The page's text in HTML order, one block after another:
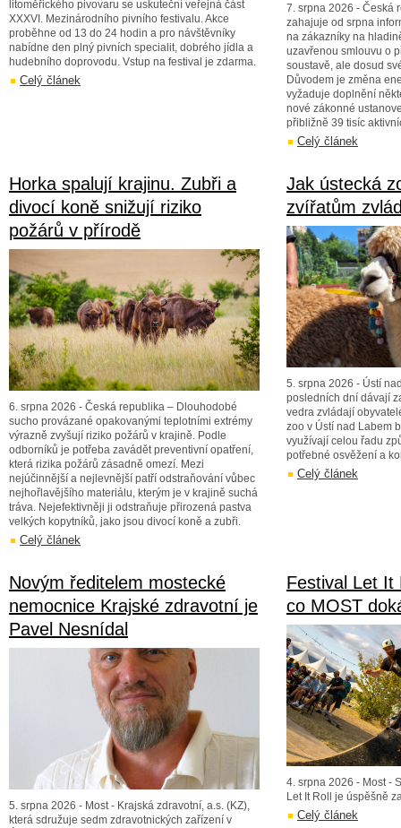
litoměřického pivovaru se uskuteční veřejná část
XXXVI. Mezinárodního pivního festivalu. Akce
proběhne od 13 do 24 hodin a pro návštěvníky
nabídne den plný pivních specialit, dobrého jídla a
hudebního doprovodu. Vstup na festival je zdarma.
Celý článek
7. srpna 2026 - Česká
zahajuje od srpna
na zákazníky na
uzavřenou smlouvu o
soustavě, ale dosud
Důvodem je změna
vyžaduje doplnění
nové zákonné
přibližně 39 tisíc
Celý článek
Horka spalují krajinu. Zubři a
divocí koně snižují riziko
požárů v přírodě
6. srpna 2026 - Česká republika – Dlouhodobé
sucho provázané opakovanými teplotními extrémy
výrazně zvyšují riziko požárů v krajině. Podle
odborníků je potřeba zavádět preventivní opatření,
která rizika požárů zásadně omezí. Mezi
nejúčinnější a nejlevnější patří odstraňování vůbec
nejhořlavějšího materiálu, kterým je v krajině suchá
tráva. Nejefektivněji ji odstraňuje přirozená pastva
velkých kopytníků, jako jsou divocí koně a zubři.
Celý článek
Jak ústecká
zvířatům
5. srpna 2026 - Ústí
posledních dní dávají
vedra zvládají
zoo v Ústí nad Labem
využívají celou řadu
potřebné osvěžení a
Celý článek
Novým ředitelem mostecké
nemocnice Krajské zdravotní je
Pavel Nesnídal
5. srpna 2026 - Most - Krajská zdravotní, a.s. (KZ),
která sdružuje sedm zdravotnických zařízení v
Festival Let It
co MOST
4. srpna 2026 - Most -
Let It Roll je úspěšně
Celý článek